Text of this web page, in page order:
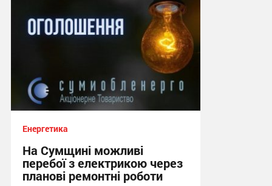
Енергетика
На Сумщині можливі
перебої з електрикою через
планові ремонтні роботи